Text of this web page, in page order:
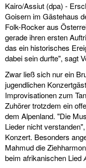
Kairo/Assiut (dpa) -
Goisern im Gästehaus
Folk-Rocker aus
gerade ihren ersten
das ein historisches
dabei sein durfte", sagt
Zwar ließ sich nur ein
jugendlichen
Improvisationen zum
Zuhörer trotzdem ein
dem Alpenland. "Die
Lieder nicht
Konzert. Besonders
Mahmud die
beim afrikanischen Lied